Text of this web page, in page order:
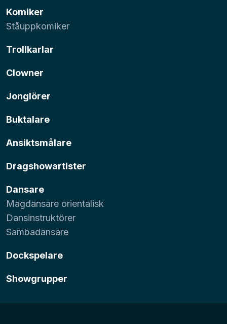
Komiker
Ståuppkomiker
Trollkarlar
Clowner
Jonglörer
Buktalare
Ansiktsmålare
Dragshowartister
Dansare
Magdansare orientalisk
Dansinstruktörer
Sambadansare
Dockspelare
Showgrupper